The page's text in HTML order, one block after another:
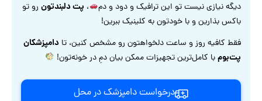
دیگه نیازی نیست تو این ترافیک و دود و دم ، پت دلبندتونرو تو
باکس بذارین و با خودتون به کلینیک ببرین!
فقط کافیه روز و ساعت دلخواهتون رو مشخص کنین، تا دامپزشکان
پت‌بومبا کامل‌ترین تجهیزات ممکن بیان دمِ در خونه‌تون!
درخواست دامپزشک در محل